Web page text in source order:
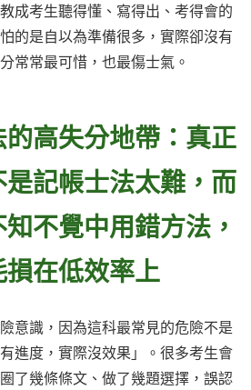
成考生聽得懂、寫得出、考得會的
的是自以為準備很多，實際卻沒有
常常最可惜，也最傷士氣。
高失分地帶：真正
記帳士法太難，而
不覺中用錯方法，
在低效率上
意識，因為這科最常見的危險不是
進度，實際沒效果」。很多考生會
了幾條條文、做了幾題選擇，誤認